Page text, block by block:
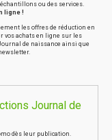
ou des services.
ligne !
les offres de réduction en
vos achats en ligne sur les
de naissance ainsi que
Journal de
dès leur publication.